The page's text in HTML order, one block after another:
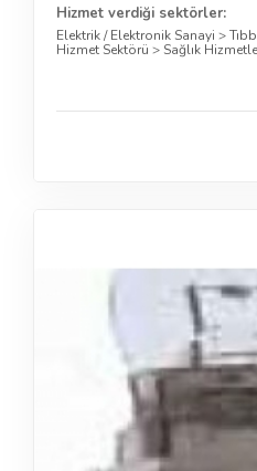
Hizmet verdiği sektörler:
Elektrik / Elektronik Sanayi >
Hizmet Sektörü > Sağlık